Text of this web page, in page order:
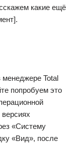
какие ещё
менеджере Total
попробуем это
«Систему
«Вид», после